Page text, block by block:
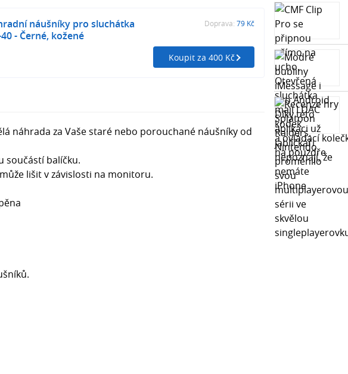
náušníky pro sluchátka
- Černé, kožené
Doprava: 79 Kč
Koupit za 400 Kč
náhrada za Vaše staré nebo porouchané náušníky od
součástí balíčku.
lišit v závislosti na monitoru.